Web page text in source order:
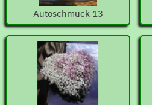
Autoschmuck 13